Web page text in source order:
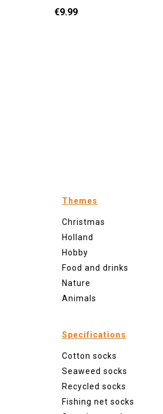
€9.99
Themes
Christmas
Holland
Hobby
Food and drinks
Nature
Animals
Specifications
Cotton socks
Seaweed socks
Recycled socks
Fishing net socks